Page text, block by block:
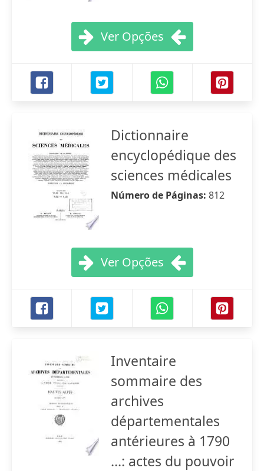
Ver Opções
Dictionnaire
encyclopédique des
sciences médicales
Número de Páginas: 812
Ver Opções
Inventaire
sommaire des
archives
départementales
antérieures à 1790
...: actes du pouvoir